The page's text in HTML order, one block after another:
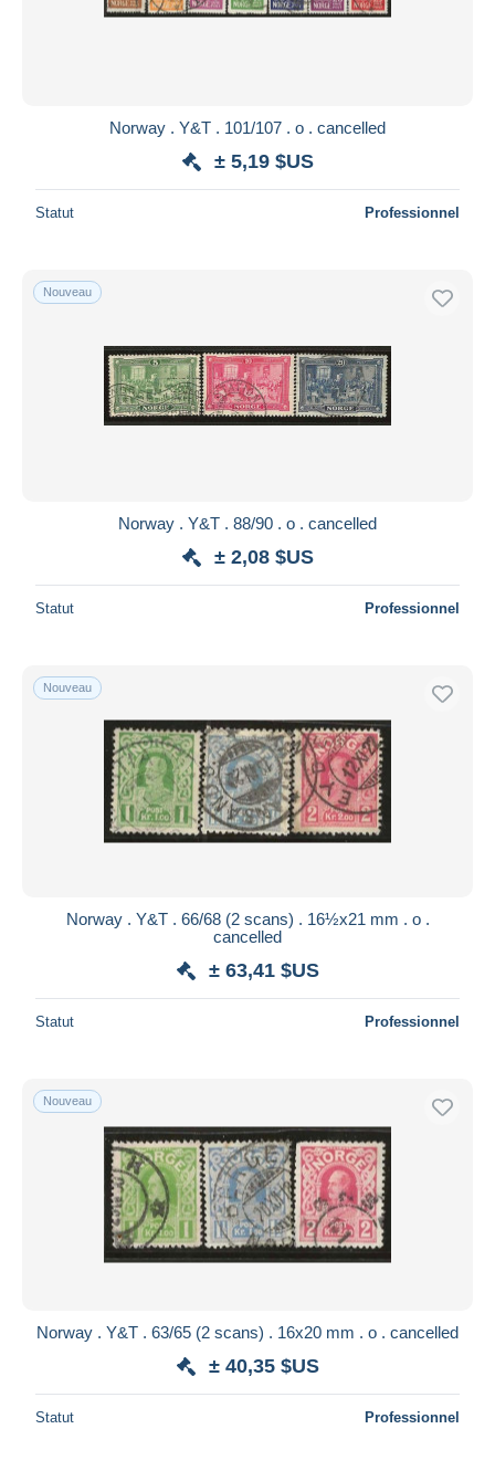
Norway . Y&T . 101/107 . o . cancelled
± 5,19 $US
Statut Professionnel
Nouveau
Norway . Y&T . 88/90 . o . cancelled
± 2,08 $US
Statut Professionnel
Nouveau
Norway . Y&T . 66/68 (2 scans) . 16½x21 mm . o .
cancelled
± 63,41 $US
Statut Professionnel
Nouveau
Norway . Y&T . 63/65 (2 scans) . 16x20 mm . o . cancelled
± 40,35 $US
Statut Professionnel